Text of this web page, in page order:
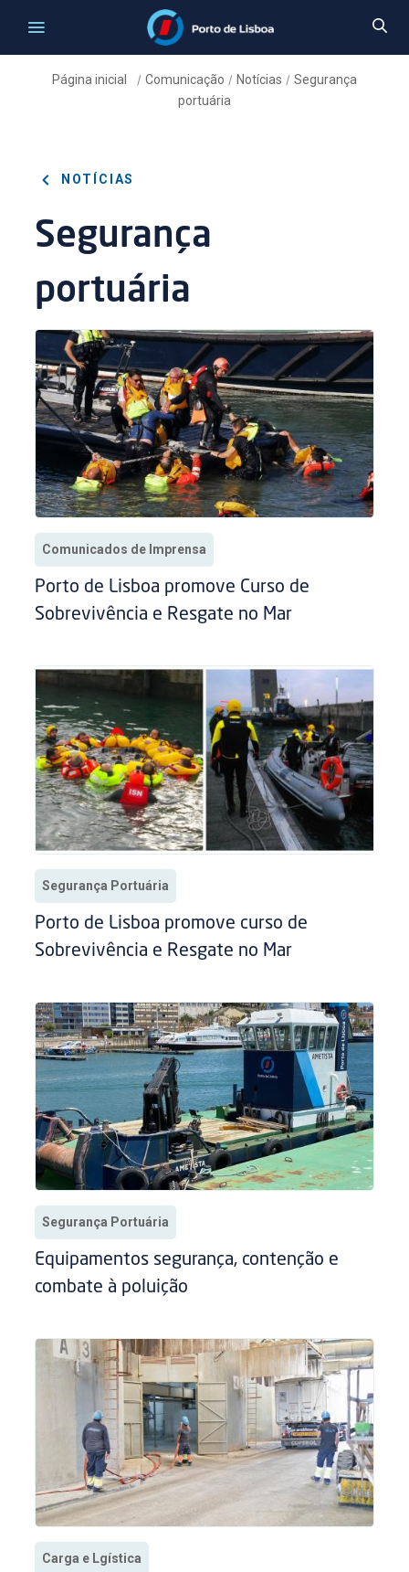
Página inicial / Comunicação / Notícias / Segurança
portuária
NOTÍCIAS
Segurança
portuária
Comunicados de Imprensa
Porto de Lisboa promove Curso de
Sobrevivência e Resgate no Mar
Segurança Portuária
Porto de Lisboa promove curso de
Sobrevivência e Resgate no Mar
Segurança Portuária
Equipamentos segurança, contenção e
combate à poluição
Carga e Lgística